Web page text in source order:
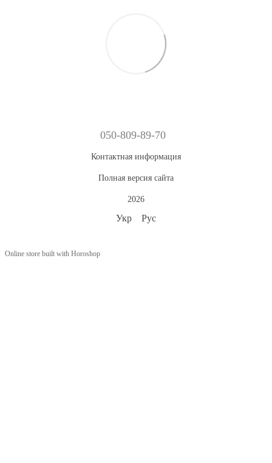
050-809-89-70
Контактная информация
Полная версия сайта
2026
Укр Рус
Online store built with Horoshop